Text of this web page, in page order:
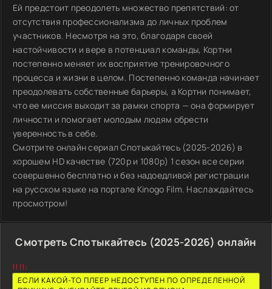
Ей предстоит преодолеть множество препятствий: от
отсутствия профессионализма до личных проблем
участников. Несмотря на это, благодаря своей
настойчивости и вере в потенциал команды, Кортни
постепенно меняет их восприятие тренировочного
процесса и жизни в целом. Постепенно команда начинает
преодолевать собственные барьеры, а Кортни понимает,
что ее миссия выходит за рамки спорта — она формирует
личности и помогает молодым людям обрести
уверенность в себе.
Смотрите онлайн сериал Спотыкайтесь (2025-2026) в
хорошем HD качестве (720p и 1080p) 1 сезон все серии
совершенно бесплатно и без надоедливой регистрации
на русском языке на портале Kinogo Film. Наслаждайтесь
просмотром!
Смотреть Спотыкайтесь (2025-2026) онлайн
!!!!:
ЕСЛИ КАКОЙ-ТО ПЛЕЕР НЕДОСТУПЕН ПО ОПРЕДЕЛЕННОЙ